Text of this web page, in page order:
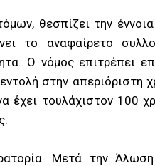
θεσπίζει την
το αναφαίρετο
Ο νόμος επιτρέπει
στην απεριόριστη
έχει τουλάχιστον 100
Μετά την